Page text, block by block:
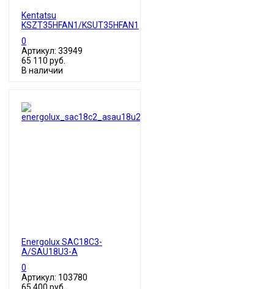
Kentatsu
KSZT35HFAN1/KSUT35HFAN1
0
Артикул: 33949
65 110 руб.
В наличии
Energolux SAC18С3-
A/SAU18U3-A
0
Артикул: 103780